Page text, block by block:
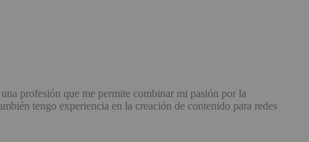
profesión que me permite combinar mi pasión por la
tengo experiencia en la creación de contenido para redes